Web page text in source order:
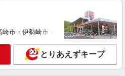
市・伊勢崎市・太田市・館林市・藤
とりあえずキープ